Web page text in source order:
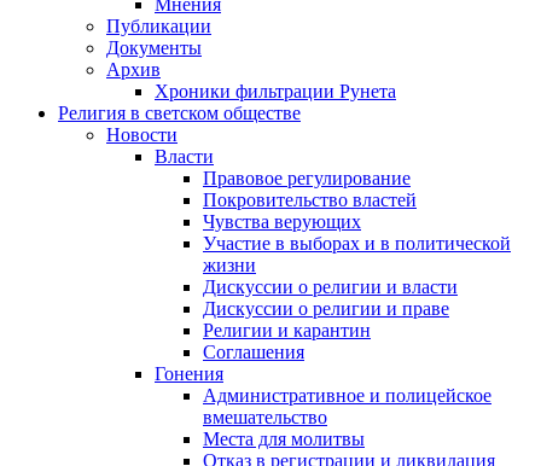
Мнения
Публикации
Документы
Архив
Хроники фильтрации Рунета
Религия в светском обществе
Новости
Власти
Правовое регулирование
Покровительство властей
Чувства верующих
Участие в выборах и в политической
жизни
Дискуссии о религии и власти
Дискуссии о религии и праве
Религии и карантин
Соглашения
Гонения
Административное и полицейское
вмешательство
Места для молитвы
Отказ в регистрации и ликвидация